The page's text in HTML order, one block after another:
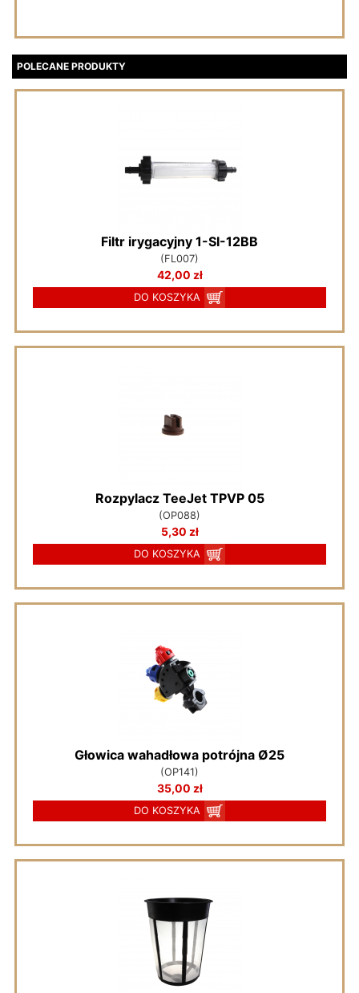
POLECANE PRODUKTY
Filtr irygacyjny 1-SI-12BB
(FL007)
42,00 zł
DO KOSZYKA
Rozpylacz TeeJet TPVP 05
(OP088)
5,30 zł
DO KOSZYKA
Głowica wahadłowa potrójna Ø25
(OP141)
35,00 zł
DO KOSZYKA